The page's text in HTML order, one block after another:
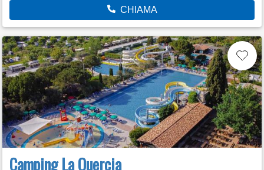
CHIAMA
Camping La Quercia